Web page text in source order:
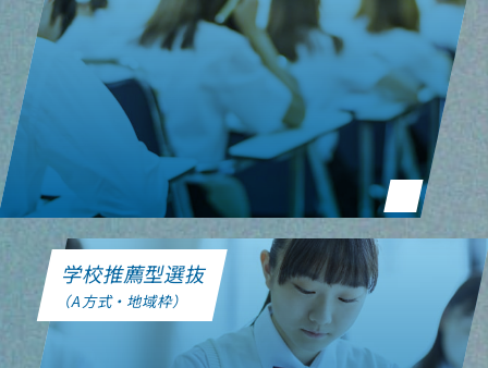
学校推薦型選抜
（A方式・地域枠）